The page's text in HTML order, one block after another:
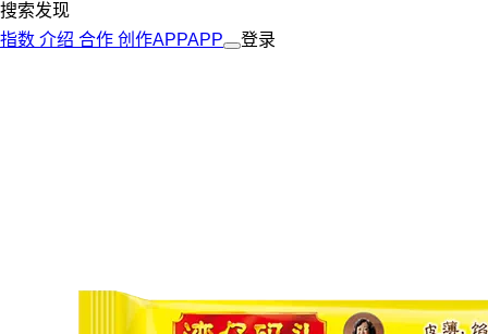
搜索发现
指数 介绍 合作 创作APPAPP 登录